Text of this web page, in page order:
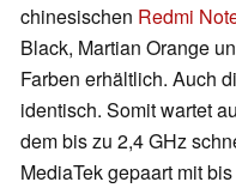
chinesischen Redmi
Black, Martian Orange
Farben erhältlich. Auch
identisch. Somit wartet
dem bis zu 2,4 GHz
MediaTek gepaart mit